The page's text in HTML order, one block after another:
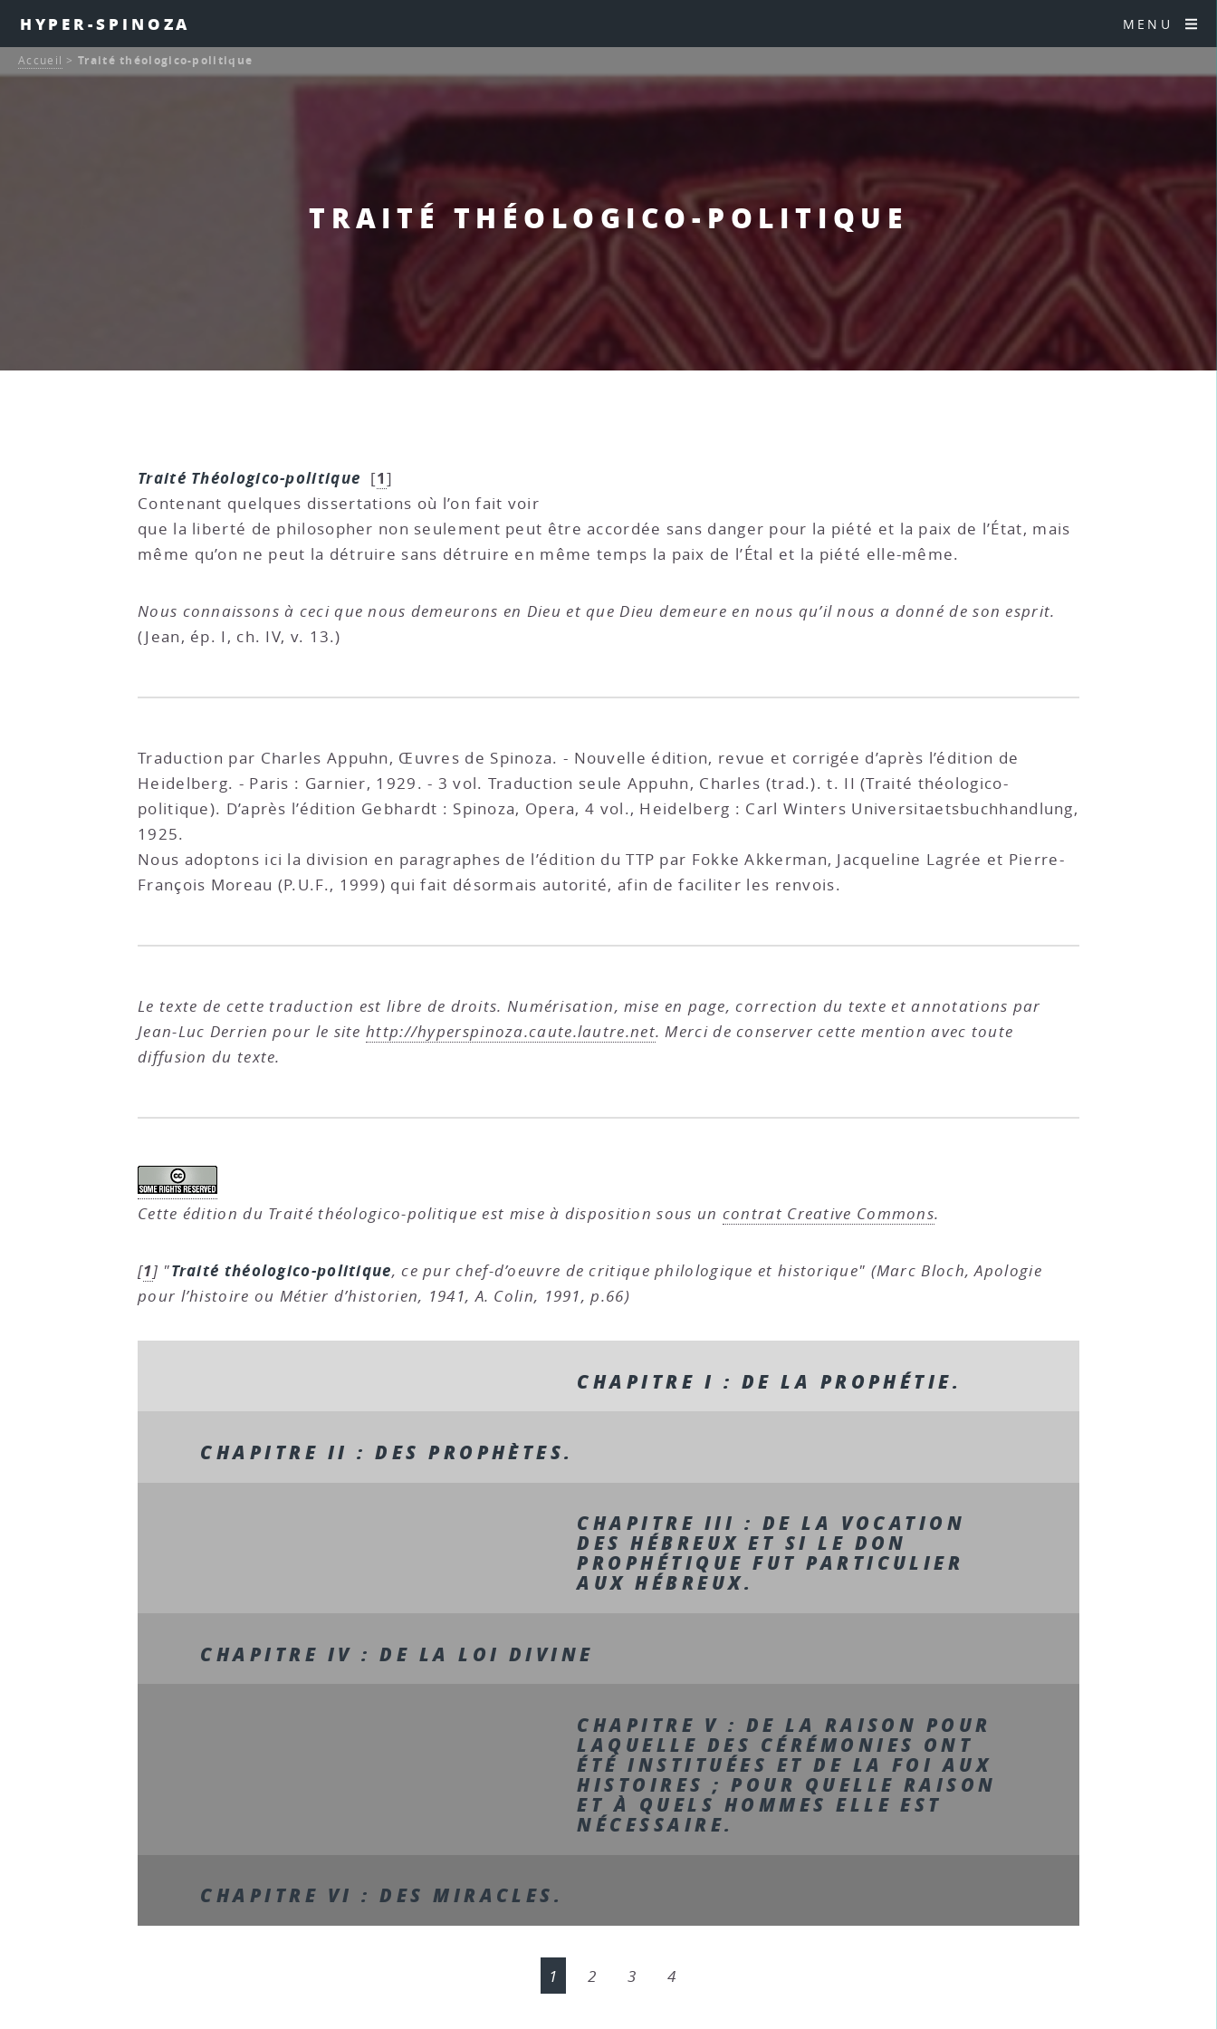
HYPER-SPINOZA MENU
TRAITÉ THÉOLOGICO-POLITIQUE
Accueil >Traité théologico-politique
Traité Théologico-politique [1]
Contenant quelques dissertations où l’on fait voir
que la liberté de philosopher non seulement peut être accordée sans danger pour la piété et la paix de l’État, mais
même qu’on ne peut la détruire sans détruire en même temps la paix de l’Étal et la piété elle-même.
Nous connaissons à ceci que nous demeurons en Dieu et que Dieu demeure en nous qu’il nous a donné de son esprit.
(Jean, ép. I, ch. IV, v. 13.)
Traduction par Charles Appuhn, Œuvres de Spinoza. - Nouvelle édition, revue et corrigée d’après l’édition de
Heidelberg. - Paris : Garnier, 1929. - 3 vol. Traduction seule Appuhn, Charles (trad.). t. II (Traité théologico-
politique). D’après l’édition Gebhardt : Spinoza, Opera, 4 vol., Heidelberg : Carl Winters Universitaetsbuchhandlung,
1925.
Nous adoptons ici la division en paragraphes de l’édition du TTP par Fokke Akkerman, Jacqueline Lagrée et Pierre-
François Moreau (P.U.F., 1999) qui fait désormais autorité, afin de faciliter les renvois.
Le texte de cette traduction est libre de droits. Numérisation, mise en page, correction du texte et annotations par
Jean-Luc Derrien pour le sitehttp://hyperspinoza.caute.lautre.net. Merci de conserver cette mention avec toute
diffusion du texte.
Cette édition du Traité théologico-politique est mise à disposition sous un contrat Creative Commons.
[1] "Traité théologico-politique, ce pur chef-d’oeuvre de critique philologique et historique" (Marc Bloch,Apologie
pour l’histoire ou Métier d’historien, 1941, A. Colin, 1991, p.66)
CHAPITRE I : DE LA PROPHÉTIE.
CHAPITRE II : DES PROPHÈTES.
CHAPITRE III : DE LA VOCATION
DES HÉBREUX ET SI LE DON
PROPHÉTIQUE FUT PARTICULIER
AUX HÉBREUX.
CHAPITRE IV : DE LA LOI DIVINE
CHAPITRE V : DE LA RAISON POUR
LAQUELLE DES CÉRÉMONIES ONT
ÉTÉ INSTITUÉES ET DE LA FOI AUX
HISTOIRES ; POUR QUELLE RAISON
ET À QUELS HOMMES ELLE EST
NÉCESSAIRE.
CHAPITRE VI : DES MIRACLES.
1 2 3 4